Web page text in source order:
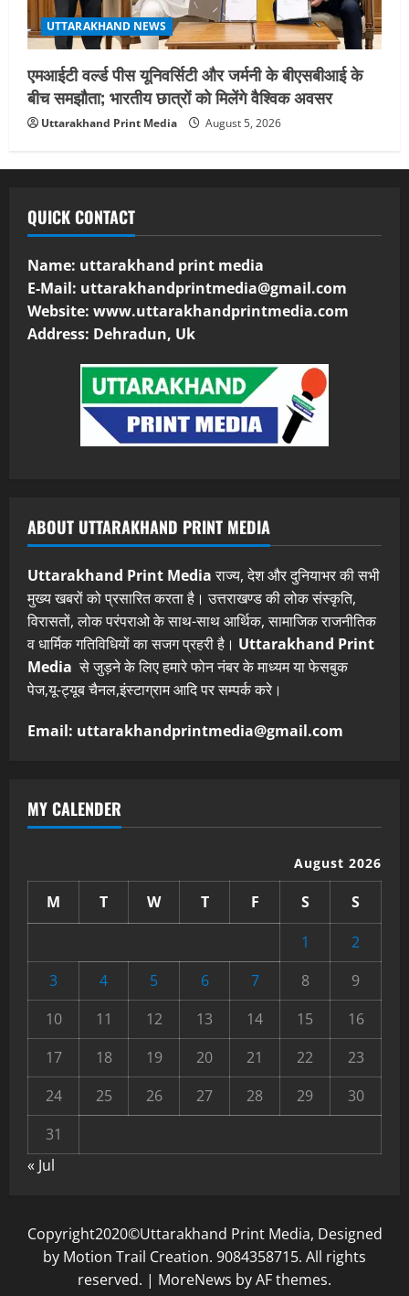
UTTARAKHAND NEWS
एमआईटी वर्ल्ड पीस यूनिवर्सिटी और जर्मनी के बीएसबीआई के
बीच समझौता; भारतीय छात्रों को मिलेंगे वैश्विक अवसर
Uttarakhand Print Media August 5, 2026
QUICK CONTACT
Name: uttarakhand print media
E-Mail: uttarakhandprintmedia@gmail.com
Website: www.uttarakhandprintmedia.com
Address: Dehradun, Uk
ABOUT UTTARAKHAND PRINT MEDIA
Uttarakhand Print Mediaराज्य, देश और दुनियाभर की सभी
मुख्य खबरों को प्रसारित करता है। उत्तराखण्ड की लोक संस्कृति,
विरासतों, लोक परंपराओ के साथ-साथ आर्थिक, सामाजिक राजनीतिक
व धार्मिक गतिविधियों का सजग प्रहरी है। Uttarakhand Print
Media से जुड़ने के लिए हमारे फोन नंबर के माध्यम या फेसबुक
पेज,यू-ट्यूब चैनल,इंस्टाग्राम आदि पर सम्पर्क करे।
Email: uttarakhandprintmedia@gmail.com
MY CALENDER
August 2026
M T W T F S
S
1
2
3
4 5 6 7 8
9
10
11 12 13 14 15
16
17
18 19 20 21 22
23
24
25 26 27 28 29
30
31
« Jul
Copyright2020©Uttarakhand Print Media, Designed
by Motion Trail Creation. 9084358715. All rights
reserved. | MoreNews by AF themes.